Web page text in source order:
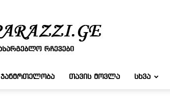
რჩევები
ᲯᲐᲜᲛᲠᲗᲔᲚᲝᲑᲐ ᲗᲐᲕᲘᲡ ᲛᲝᲕᲚᲐ ᲡᲮᲕᲐ